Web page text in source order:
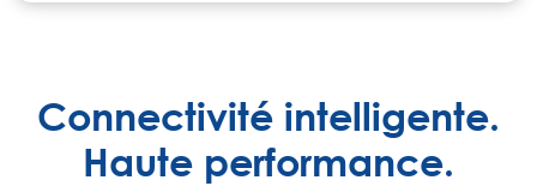
Connectivité intelligente.
Haute performance.